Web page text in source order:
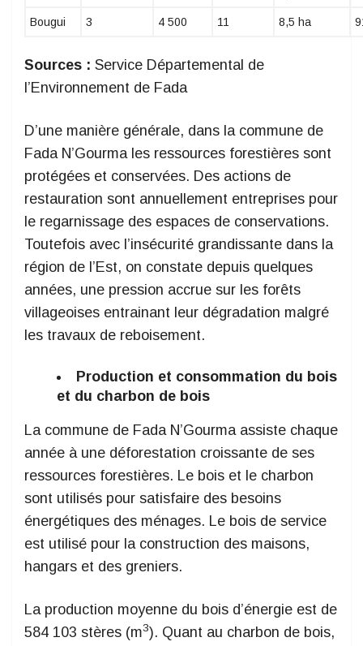
Bougui 3 4 500 11 8,5 ha
Sources : Service Départemental de
l’Environnement de Fada
D’une manière générale, dans la commune de
Fada N’Gourma les ressources forestières sont
protégées et conservées. Des actions de
restauration sont annuellement entreprises pour
le regarnissage des espaces de conservations.
Toutefois avec l’insécurité grandissante dans la
région de l’Est, on constate depuis quelques
années, une pression accrue sur les forêts
villageoises entrainant leur dégradation malgré
les travaux de reboisement.
Production et consommation du bois
et du charbon de bois
La commune de Fada N’Gourma assiste chaque
année à une déforestation croissante de ses
ressources forestières. Le bois et le charbon
sont utilisés pour satisfaire des besoins
énergétiques des ménages. Le bois de service
est utilisé pour la construction des maisons,
hangars et des greniers.
La production moyenne du bois d’énergie est de
584 103 stères (m3). Quant au charbon de bois,